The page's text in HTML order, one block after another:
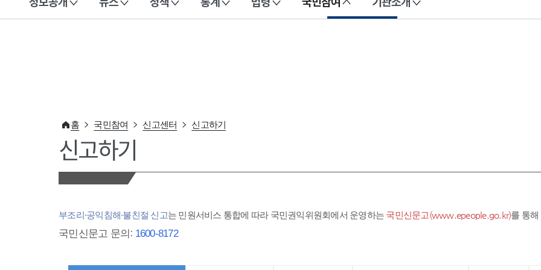
이 누리집은 대한민국 공식 전자정부 누리집입니다.
홈 국민참여 신고센터 신고하기
신고하기
부조리·공익침해·불친절 신고는 민원서비스 통합에 따라 국민권익위원회에서 운영하는 국민신문고(www.epeople.go.kr)를 통해
국민신문고 문의: 1600-8172